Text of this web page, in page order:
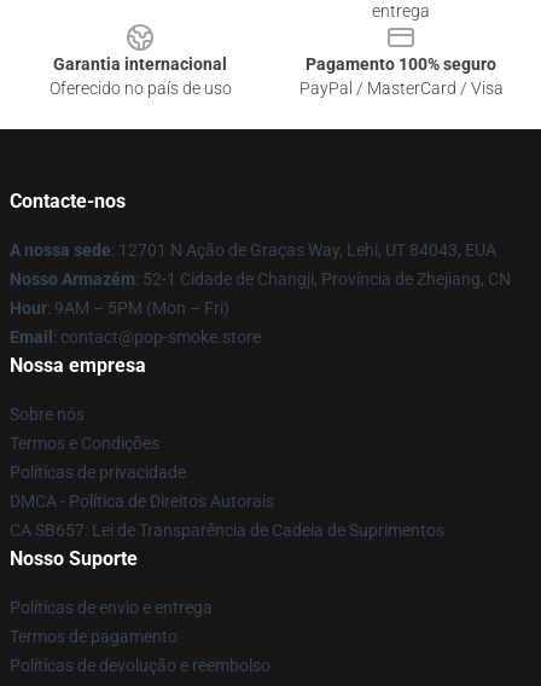
entrega
Garantia internacional
Oferecido no país de uso
Pagamento 100% seguro
PayPal / MasterCard / Visa
Contacte-nos
A nossa sede: 12701 N Ação de Graças Way, Lehi, UT 84043, EUA
Nosso Armazém: 52-1 Cidade de Changji, Província de Zhejiang, CN
Hour: 9AM – 5PM (Mon – Fri)
Email : contact@pop-smoke.store
Nossa empresa
Sobre nós
Termos e Condições
Políticas de privacidade
DMCA - Política de Direitos Autorais
CA SB657: Lei de Transparência de Cadeia de Suprimentos
Nosso Suporte
Políticas de envio e entrega
Termos de pagamento
Políticas de devolução e reembolso